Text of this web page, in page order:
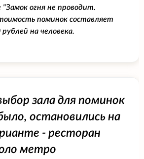
"Замок огня не проводит.
поминок составляет
на человека.
зала для поминок
остановились на
- ресторан
метро